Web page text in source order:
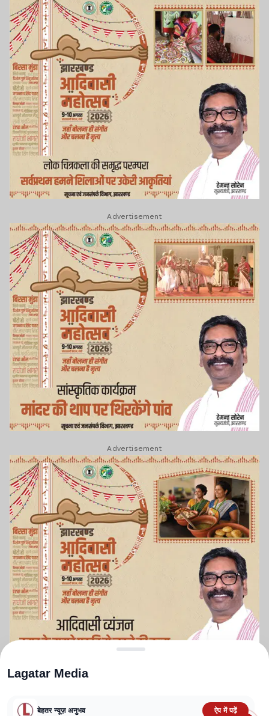
Advertisement
Advertisement
Lagatar Media
बेहतर न्यूज़ अनुभव ऐप में पढ़ें